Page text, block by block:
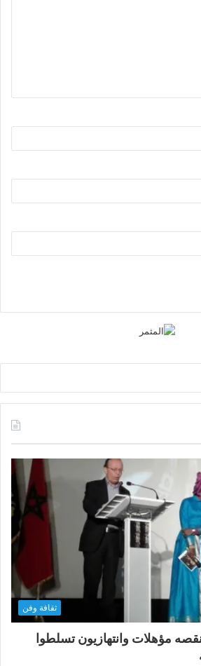
ثقافة وفن
مؤهلات وانتهازيون تسلطوا